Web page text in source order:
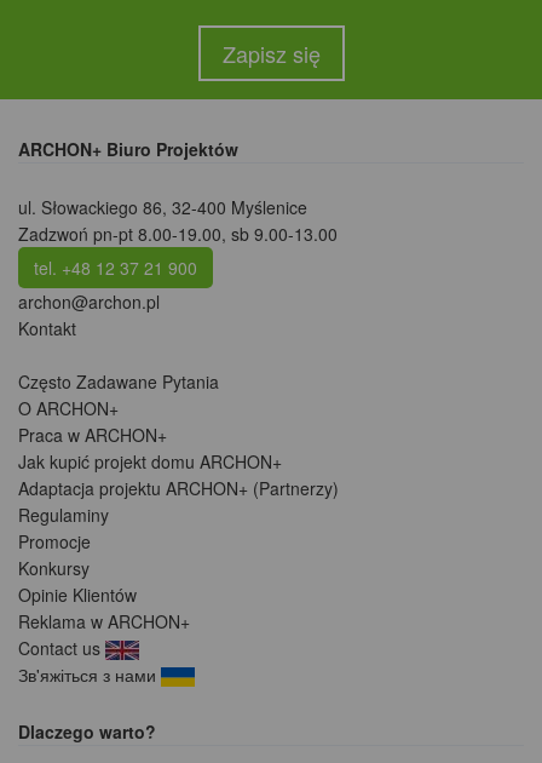
Zapisz się
ARCHON+ Biuro Projektów
ul. Słowackiego 86, 32-400 Myślenice
Zadzwoń pn-pt 8.00-19.00, sb 9.00-13.00
tel. +48 12 37 21 900
archon@archon.pl
Kontakt
Często Zadawane Pytania
O ARCHON+
Praca w ARCHON+
Jak kupić projekt domu ARCHON+
Adaptacja projektu ARCHON+ (Partnerzy)
Regulaminy
Promocje
Konkursy
Opinie Klientów
Reklama w ARCHON+
Contact us
Зв'яжіться з нами
Dlaczego warto?